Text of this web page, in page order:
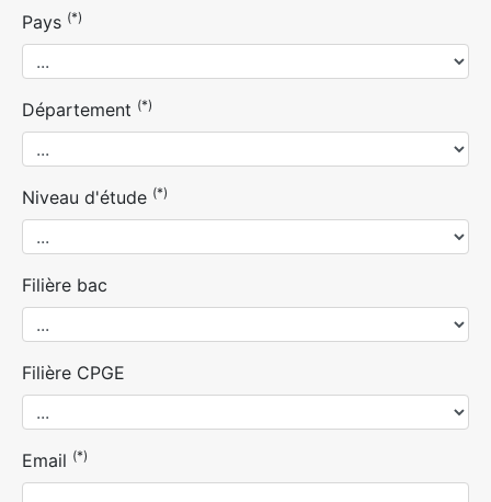
Pays (*)
Département (*)
Niveau d'étude (*)
Filière bac
Filière CPGE
Email (*)